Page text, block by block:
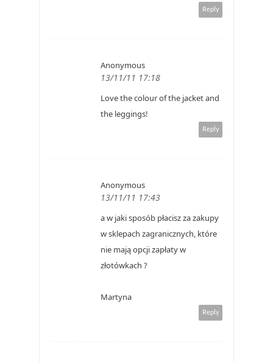
Reply
Anonymous
13/11/11 17:18
Love the colour of the jacket and
the leggings!
Reply
Anonymous
13/11/11 17:43
a w jaki sposób płacisz za zakupy
w sklepach zagranicznych, które
nie mają opcji zapłaty w
złotówkach ?
Martyna
Reply